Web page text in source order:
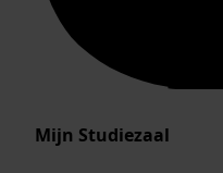
Mijn Studiezaal